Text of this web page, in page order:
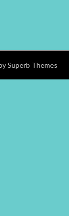
Superb Themes